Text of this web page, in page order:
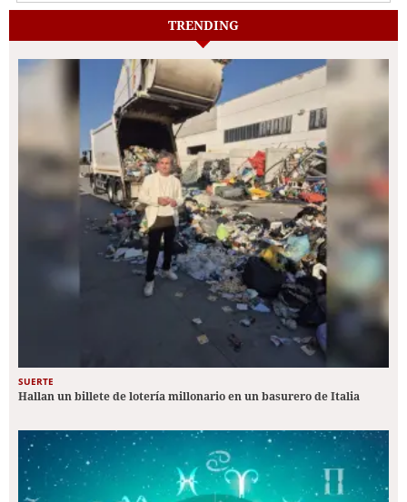
TRENDING
SUERTE
Hallan un billete de lotería millonario en un basurero de Italia